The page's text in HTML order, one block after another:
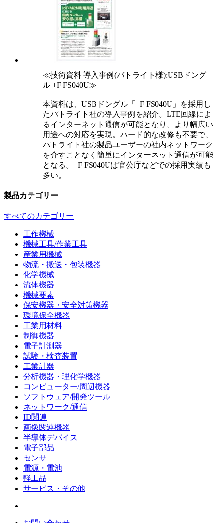
≪技術資料 導入事例(パトライト様):USBドング
ル +F FS040U≫
本資料は、USBドングル「+F FS040U」を採用し
たパトライト社の導入事例を紹介。LTE回線によ
るインターネット通信が可能となり、より幅広い
用途への対応を実現。ハード的な改修も不要で、
パトライト社の製品ユーザーの社内ネットワーク
を介すことなく簡単にインターネット通信が可能
となる。+F FS040Uは官公庁などでの採用実績も
多い。
製品カテゴリー
すべてのカテゴリー
工作機械
機械工具/作業工具
産業用機械
物流・搬送・包装機器
化学機械
流体機器
機械要素
保安機器・安全対策機器
環境保全機器
工業用材料
制御機器
電子計測器
試験・検査装置
工業計器
分析機器・理化学機器
コンピューター/周辺機器
ソフトウェア/開発ツール
ネットワーク/通信
ID関連
画像関連機器
半導体デバイス
電子部品
センサ
電源・電池
軽工品
サービス・その他